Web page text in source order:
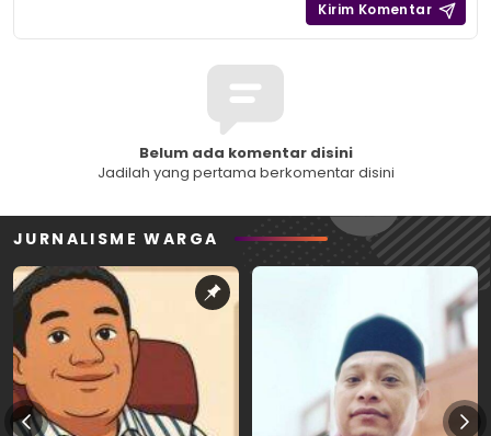
Belum ada komentar disini
Jadilah yang pertama berkomentar disini
JURNALISME WARGA